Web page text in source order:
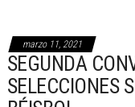
marzo 11, 2021
SEGUNDA
SELECCIONES